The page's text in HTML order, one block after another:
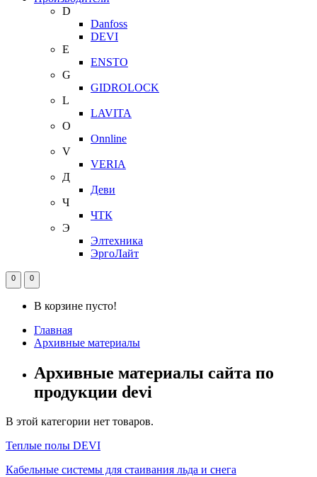
D
Danfoss
DEVI
E
ENSTO
G
GIDROLOCK
L
LAVITA
O
Onnline
V
VERIA
Д
Деви
Ч
ЧТК
Э
Элтехника
ЭргоЛайт
0 0
В корзине пусто!
Главная
Архивные материалы
Архивные материалы сайта по
продукции devi
В этой категории нет товаров.
Теплые полы DEVI
Кабельные системы для стаивания льда и снега